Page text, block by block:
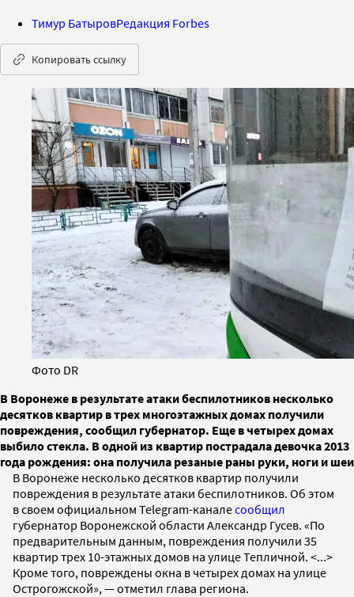
Тимур БатыровРедакция Forbes
Копировать ссылку
Фото DR
В Воронеже в результате атаки беспилотников несколько
десятков квартир в трех многоэтажных домах получили
повреждения, сообщил губернатор. Еще в четырех домах
выбило стекла. В одной из квартир пострадала девочка 2013
года рождения: она получила резаные раны руки, ноги и шеи
В Воронеже несколько десятков квартир получили
повреждения в результате атаки беспилотников. Об этом
в своем официальном Telegram-каналесообщил
губернатор Воронежской области Александр Гусев. «По
предварительным данным, повреждения получили 35
квартир трех 10-этажных домов на улице Тепличной. <...>
Кроме того, повреждены окна в четырех домах на улице
Острогожской», — отметил глава региона.